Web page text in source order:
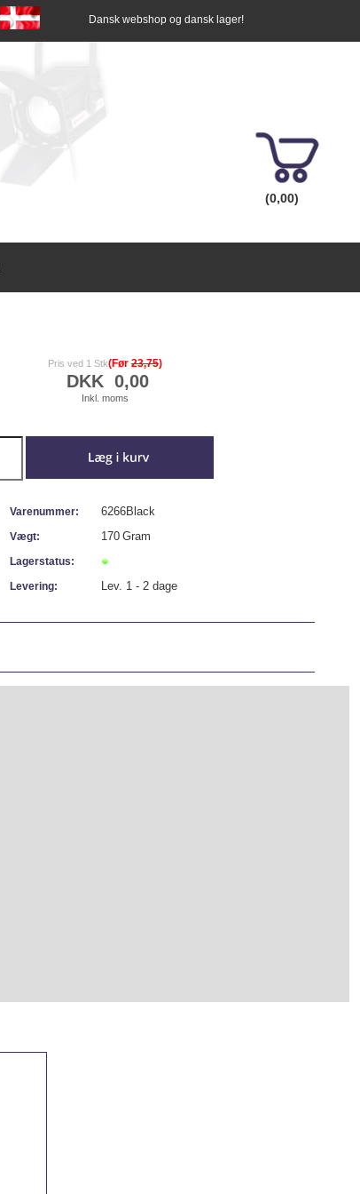
Dansk webshop og dansk lager!
(0,00)
Pris ved 1 Stk(Før23,75)
DKK 0,00
Inkl. moms
Varenummer: 6266Black
Vægt: 170 Gram
Lagerstatus:
Levering:
Lev. 1 - 2 dage